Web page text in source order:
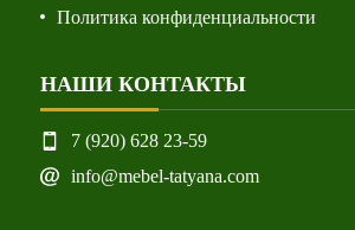
Политика конфиденциальности
НАШИ КОНТАКТЫ
7 (920) 628 23-59
info@mebel-tatyana.com